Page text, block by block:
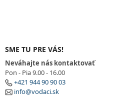
SME TU PRE VÁS!
Neváhajte nás kontaktovať
Pon - Pia 9.00 - 16.00
+421 944 90 90 03
info@vodaci.sk